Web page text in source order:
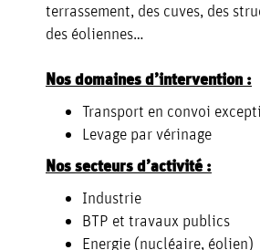
terrassement, des cuves, des
des éoliennes…
Nos domaines d’intervention :
Transport en convoi
Levage par vérinage
Nos secteurs d’activité :
Industrie
BTP et travaux publics
Energie (nucléaire, éolien)